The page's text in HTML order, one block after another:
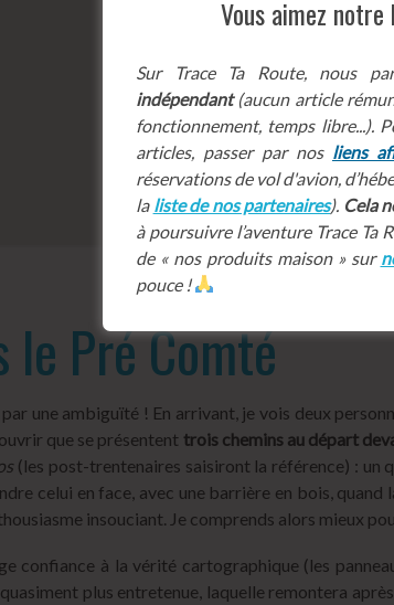
le Pré Comté
une ambiguïté ! En arrivant, je vois deux
que se présentent trois chemins au départ
(les post-trentenaires saisiront la référence) : un
celui en face, avec une barrière en bois,
insouciant. Je comprends alors mieux
confiance à la vérité cartographique (les
plus entretenue, laquelle remontera
Vous aimez
Sur Trace Ta Route, nous
indépendant(aucun article
fonctionnement, temps libre...).
articles, passer par nos liens
réservations de vol d'avion,
la liste de nos partenaires). Cela
à poursuivre l’aventure Trace Ta
de « nos produits maison » sur
pouce !